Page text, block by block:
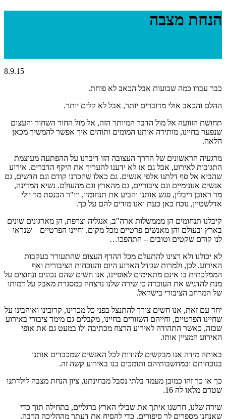
הנחת מצבה
8.9.15
כבר עברו כמה שבועות אבל הכאב לא פוחת.
ההלם והכאב אולי מדוברים יותר, אבל לא קלים יותר.
תחושת הזוועה אל מול הדבר המיותר הזה, אל מול החור השחור והעצום
שנפער בחיינו, מותירה אותנו המומים ותוהים איך אפשר להמשיך מכאן
הלאה.
מרגעיה הראשונים של הדרך העצובה הזו דיברנו על ההפתעה מעוצמת
התגובות לאירוע, אבל גם אז לא ידענו להעריך את היקף הדברים. אירוע
שהביא אל סף דלתנו אלפי אנשים. גם כאלו שהכרנו קודם וגם חדשים, גם
אנשים אנונימיים וגם ציבוריים, גם מהארץ וגם מהעולם. נשיא המדינה,
מר ראובן ריבלין, פגש אותנו והביע את תנחומיו, ויו"ר הכנסת מר יולי
אדלשטיין, נוכח כאן כעת ואנו מודים להם על כך.
קיבלנו תנחומים הן מממשלות ארה"ב, אנגליה וצרפת, הן מארגונים שונים
בארץ ובעולם והן מאנשים פרטיים מכל מקום. וחיינו הפרטיים – שנראו
לנו קודם שקטים וטובים – התהפכו…
לא יכולנו ולא רצינו להתעלם מכל ההדף העצום שהתעורר בעקבות
האירוע. לכן, ולמרות שגודל הארוע היום והנוכחות הציבורית ואף
הממלכתית בו אינם מתאימים לאופיינו, אנו חשים שהם נכונים ונחוצים על
מנת להדגיש את העובדה כי שירה שלנו נרצחה במסגרת מאבק על דמותו
של המרחב הציבורי בישראל.
יחד עם זאת, אנו חשים צורך להתנצל בפני כל מכרינו, קרובינו ואוהבינו על
שחיינו הפרטיים, וחייהם השזורים בחיינו, מקבלים גם מימד ציבורי באירוע
שכזה, כאשר התהודה לאירוע הרצח מכתיבה ולו במעט גם את אופי
האירוע המציין אותו.
באותה מידה אנו מבקשים להודות לכל האנשים שמכבדים אותנו
בנוכחותם ובמחשבותיהם ותומכים בנו באירוע קשה זה.
כך או כך זהו כמובן מעמד בלתי נסבל מבחינתנו, ציון הנחת מצבה לילדתנו
שטרם מלאו לה 16.
שירה שלנו, חרשנו איתך את שבילי הארץ ברגליים, בתחילה תוך כדי
שאנחנו מספרים לך סיפורים, כדי להסיח את דעתך מההליכה הרבה,